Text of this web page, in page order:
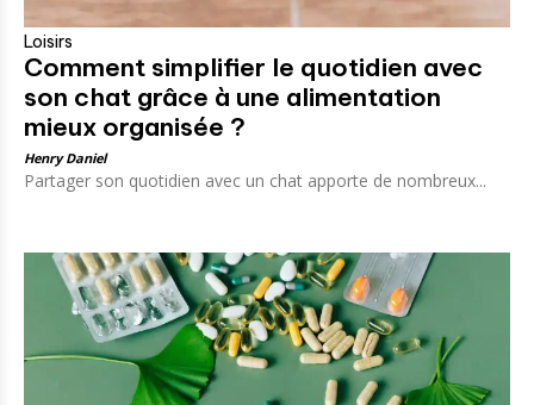
Loisirs
Comment simplifier le quotidien avec
son chat grâce à une alimentation
mieux organisée ?
Henry Daniel
Partager son quotidien avec un chat apporte de nombreux...